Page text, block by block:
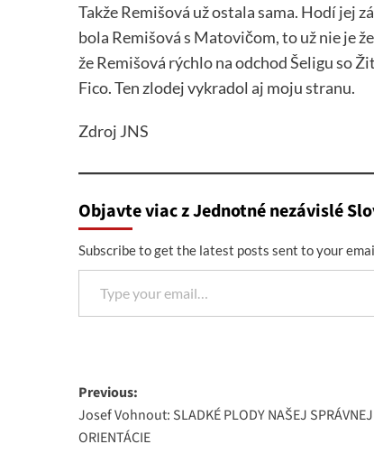
Takže Remišová už ostala sama. Hodí jej
bola Remišová s Matovičom, to už nie je
že Remišová rýchlo na odchod Šeligu so
Fico. Ten zlodej vykradol aj moju stranu.
Zdroj JNS
Objavte viac z Jednotné nezávislé
Subscribe to get the latest posts sent to your
Type your email…
Post
navigation
Previous:
Josef Vohnout: SLADKÉ PLODY NAŠEJ SPRÁVNEJ
ORIENTÁCIE